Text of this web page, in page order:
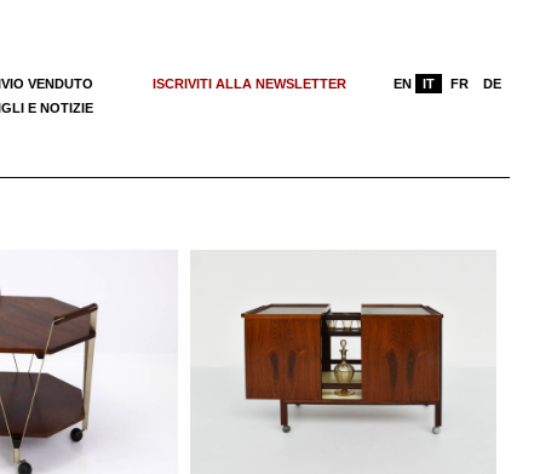
VENDUTO
ISCRIVITI ALLA NEWSLETTER
E NOTIZIE
EN IT FR DE